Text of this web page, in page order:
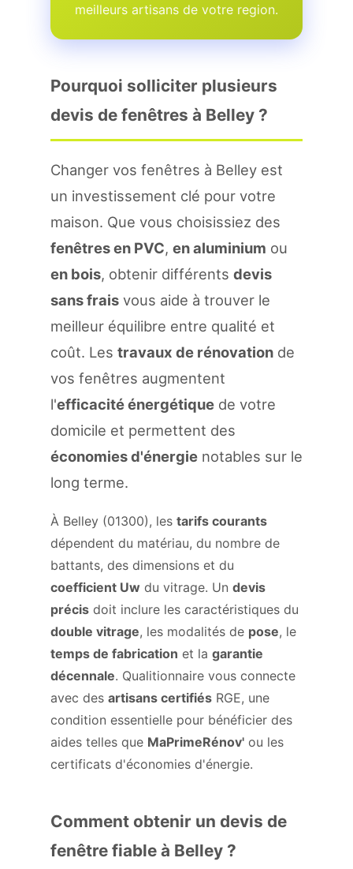
meilleurs artisans de votre region.
Pourquoi solliciter plusieurs
devis de fenêtres à Belley ?
Changer vos fenêtres à Belley est
un investissement clé pour votre
maison. Que vous choisissiez des
fenêtres en PVC, en aluminium ou
en bois, obtenir différents devis
sans frais vous aide à trouver le
meilleur équilibre entre qualité et
coût. Les travaux de rénovation de
vos fenêtres augmentent
l'efficacité énergétique de votre
domicile et permettent des
économies d'énergie notables sur le
long terme.
À Belley (01300), les tarifs courants
dépendent du matériau, du nombre de
battants, des dimensions et du
coefficient Uw du vitrage. Un devis
précis doit inclure les caractéristiques du
double vitrage, les modalités de pose, le
temps de fabrication et la garantie
décennale. Qualitionnaire vous connecte
avec des artisans certifiés RGE, une
condition essentielle pour bénéficier des
aides telles que MaPrimeRénov' ou les
certificats d'économies d'énergie.
Comment obtenir un devis de
fenêtre fiable à Belley ?